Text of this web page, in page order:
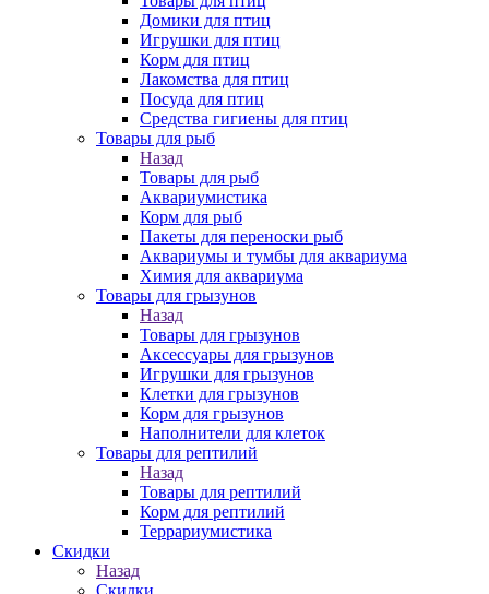
Домики для птиц
Игрушки для птиц
Корм для птиц
Лакомства для птиц
Посуда для птиц
Средства гигиены для птиц
Товары для рыб
Назад
Товары для рыб
Аквариумистика
Корм для рыб
Пакеты для переноски рыб
Аквариумы и тумбы для аквариума
Химия для аквариума
Товары для грызунов
Назад
Товары для грызунов
Аксессуары для грызунов
Игрушки для грызунов
Клетки для грызунов
Корм для грызунов
Наполнители для клеток
Товары для рептилий
Назад
Товары для рептилий
Корм для рептилий
Террариумистика
Скидки
Назад
Скидки